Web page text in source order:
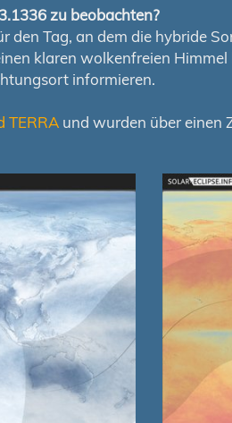
zu beobachten?
Tag, an dem die hybride
klaren wolkenfreien
informieren.
TERRA und wurden über einen